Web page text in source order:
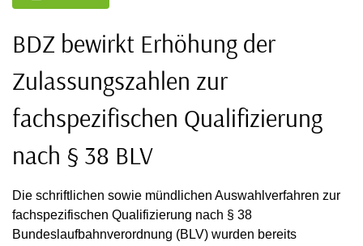
BDZ bewirkt Erhöhung der
Zulassungszahlen zur
fachspezifischen Qualifizierung
nach § 38 BLV
Die schriftlichen sowie mündlichen Auswahlverfahren zur
fachspezifischen Qualifizierung nach § 38
Bundeslaufbahnverordnung (BLV) wurden bereits